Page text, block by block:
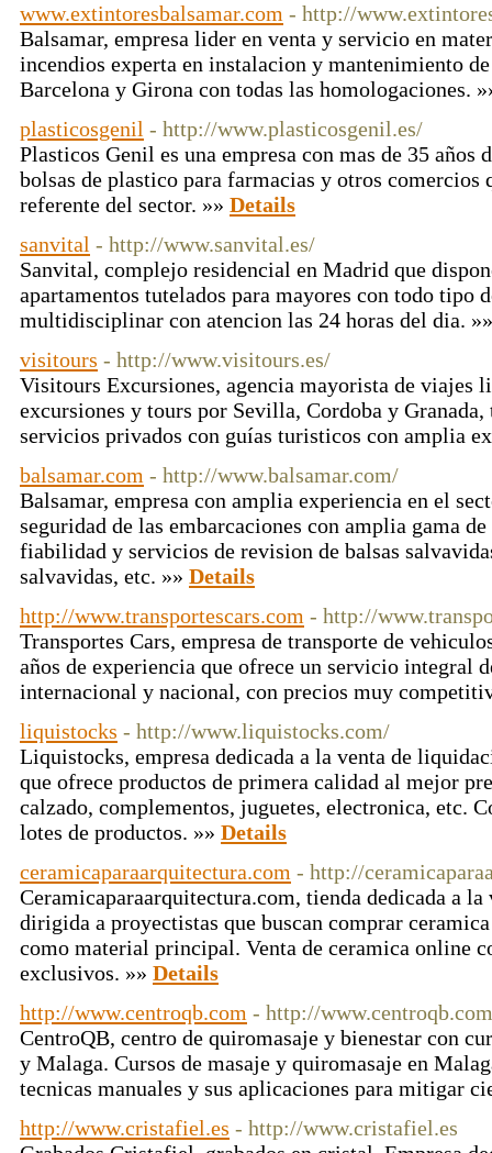
www.extintoresbalsamar.com - http://
Balsamar, empresa lider en venta y servicio en
incendios experta en instalacion y mantenimiento
Barcelona y Girona con todas las homologaciones.
plasticosgenil - http://www.plasticosgenil.es/
Plasticos Genil es una empresa con mas de 35 años
bolsas de plastico para farmacias y otros comercios
referente del sector. »» Details
sanvital - http://www.sanvital.es/
Sanvital, complejo residencial en Madrid que
apartamentos tutelados para mayores con todo tipo
multidisciplinar con atencion las 24 horas del dia.
visitours - http://www.visitours.es/
Visitours Excursiones, agencia mayorista de viajes
excursiones y tours por Sevilla, Cordoba y
servicios privados con guías turisticos con amplia
balsamar.com - http://www.balsamar.com/
Balsamar, empresa con amplia experiencia en el
seguridad de las embarcaciones con amplia gama
fiabilidad y servicios de revision de balsas
salvavidas, etc. »» Details
http://www.transportescars.com - http://
Transportes Cars, empresa de transporte de
años de experiencia que ofrece un servicio integral
internacional y nacional, con precios muy
liquistocks - http://www.liquistocks.com/
Liquistocks, empresa dedicada a la venta de
que ofrece productos de primera calidad al mejor
calzado, complementos, juguetes, electronica, etc.
lotes de productos. »» Details
ceramicaparaarquitectura.com - http://
Ceramicaparaarquitectura.com, tienda dedicada a
dirigida a proyectistas que buscan comprar
como material principal. Venta de ceramica online
exclusivos. »» Details
http://www.centroqb.com - http://www.centroqb.com
CentroQB, centro de quiromasaje y bienestar con
y Malaga. Cursos de masaje y quiromasaje en
tecnicas manuales y sus aplicaciones para mitigar
http://www.cristafiel.es - http://www.cristafiel.es